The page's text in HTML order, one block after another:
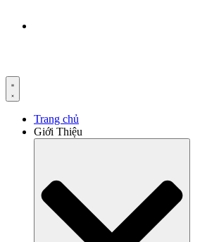
Trang chủ
Giới Thiệu